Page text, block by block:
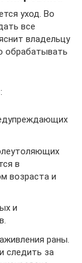
уход. Во
все
владельцу
обрабатывать
в
возраста и
и
раны.
следить за